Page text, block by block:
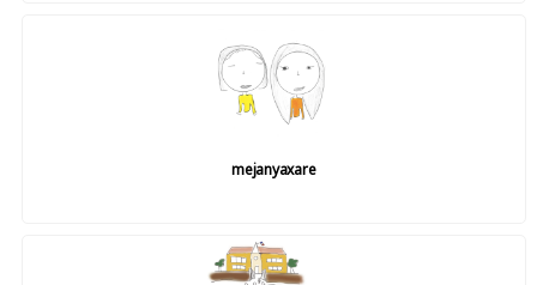
mejanyaxare